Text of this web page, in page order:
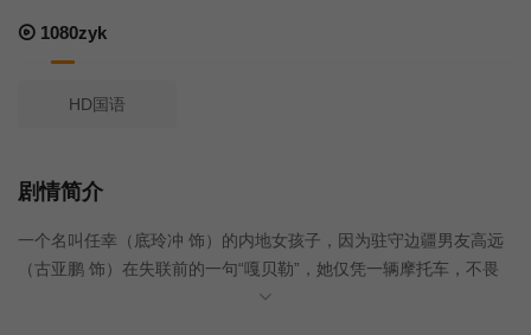
1080zyk
HD国语
剧情简介
一个名叫任幸（底玲冲 饰）的内地女孩子，因为驻守边疆男友高远
（古亚鹏 饰）在失联前的一句“嘎贝勒”，她仅凭一辆摩托车，不畏
艰难险阻，独行在充满未知的冬季川藏线上，虽然一路遭遇各种难